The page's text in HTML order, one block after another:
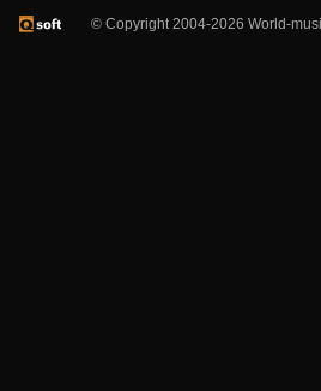
© Copyright 2004-2026 World-